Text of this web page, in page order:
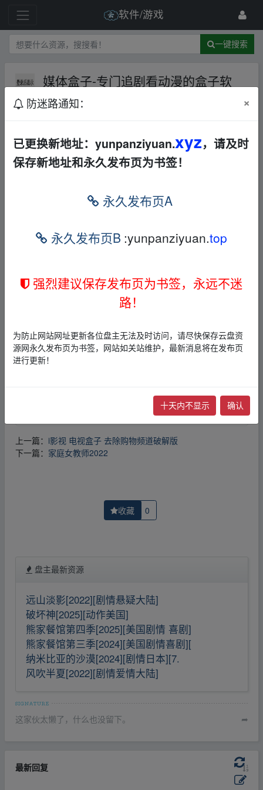
软件/游戏
一键搜索
媒体盒子-专门追剧看动漫的盒子软
件，纯净版
影音图像
本帖含有隐藏内容，请您 回复 后查看
fr▁om w、ww.y un﹏pan﹏zi▁yu、an.xy z
免责声明
1，本站所有内容均为站内网盘爱好者分享发布的网盘链接
本站不存储任何实质资源数据
者文责自负。
3，本文内所有链接指向的云盘网盘资源，其版权归版权方
所有！其实际管理权为帖子发布者所有，本站无法操作相
进行投诉，我们将在确认本文链接指向的资源存
上一篇： i影视 电视盒子 去除购物频道破解版
下一篇： 家庭女教师2022
收藏 0
盘主最新资源
远山淡影[2022][剧情悬疑大陆]
破坏神[2025][动作美国]
熊家餐馆第四季[2025][美国剧情 喜剧]
熊家餐馆第三季[2024][美国剧情喜剧][
纳米比亚的沙漠[2024][剧情日本][7.
风吹半夏[2022][剧情爱情大陆]
这家伙太懒了，什么也没留下。 ➦
最新回复
防迷路通知： ×
已更换新地址：yunpanziyuan.xyz，请及时
保存新地址和永久发布页为书签！
永久发布页A
永久发布页B :yunpanziyuan.top
强烈建议保存发布页为书签，永远不迷
路！
为防止网站网址更新各位盘主无法及时访问，请尽快保存云盘资
源网永久发布页为书签，网站如关站维护，最新消息将在发布页
进行更新！
十天内不显示 确认